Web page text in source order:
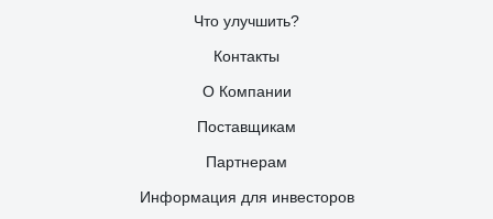
Что улучшить?
Контакты
О Компании
Поставщикам
Партнерам
Информация для инвесторов